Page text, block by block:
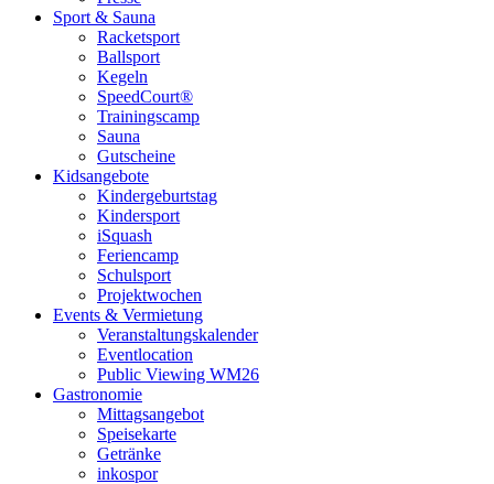
Sport & Sauna
Racketsport
Ballsport
Kegeln
SpeedCourt®
Trainingscamp
Sauna
Gutscheine
Kidsangebote
Kindergeburtstag
Kindersport
iSquash
Feriencamp
Schulsport
Projektwochen
Events & Vermietung
Veranstaltungskalender
Eventlocation
Public Viewing WM26
Gastronomie
Mittagsangebot
Speisekarte
Getränke
inkospor